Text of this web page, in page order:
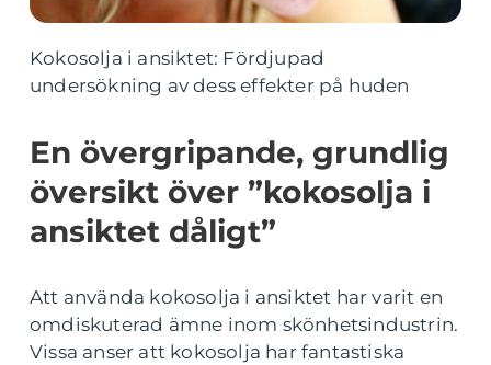
Kokosolja i ansiktet: Fördjupad
undersökning av dess effekter på huden
En övergripande, grundlig
översikt över ”kokosolja i
ansiktet dåligt”
Att använda kokosolja i ansiktet har varit en
omdiskuterad ämne inom skönhetsindustrin.
Vissa anser att kokosolja har fantastiska